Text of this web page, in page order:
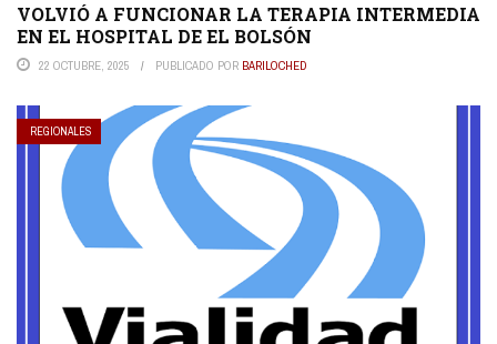
VOLVIÓ A FUNCIONAR LA TERAPIA INTERMEDIA
EN EL HOSPITAL DE EL BOLSÓN
22 OCTUBRE, 2025 PUBLICADO POR BARILOCHED
REGIONALES